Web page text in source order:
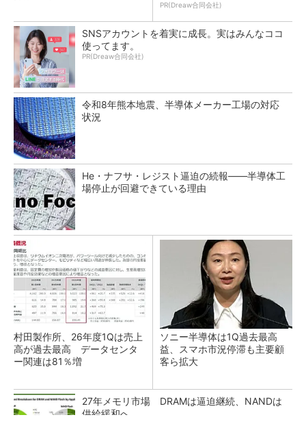
PR(Dreaw合同会社)
SNSアカウントを着実に成長。実はみんなココ
使ってます。
PR(Dreaw合同会社)
令和8年熊本地震、半導体メーカー工場の対応
状況
He・ナフサ・レジスト逼迫の続報――半導体工
場停止が回避できている理由
村田製作所、26年度1Qは売上
高が過去最高 データセンタ
ー関連は81％増
ソニー半導体は1Q過去最高
益、スマホ市況停滞も主要顧
客ら拡大
27年メモリ市場 DRAMは逼迫継続、NANDは
供給緩和へ